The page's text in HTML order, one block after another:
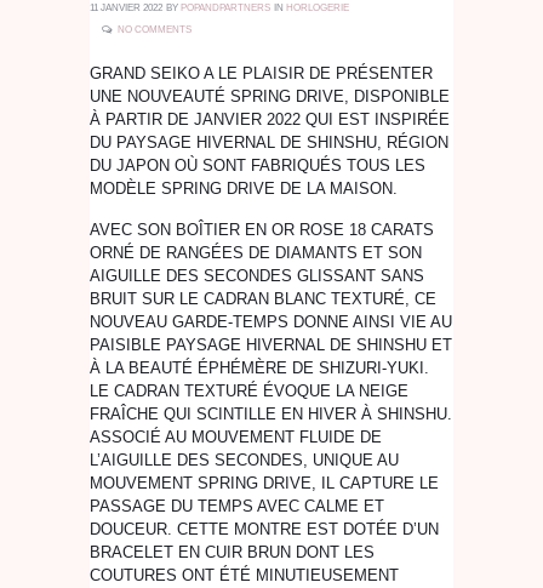
11 JANVIER 2022 BY POPANDPARTNERS IN HORLOGERIE
NO COMMENTS
GRAND SEIKO A LE PLAISIR DE PRÉSENTER
UNE NOUVEAUTÉ SPRING DRIVE, DISPONIBLE
À PARTIR DE JANVIER 2022 QUI EST INSPIRÉE
DU PAYSAGE HIVERNAL DE SHINSHU, RÉGION
DU JAPON OÙ SONT FABRIQUÉS TOUS LES
MODÈLE SPRING DRIVE DE LA MAISON.
AVEC SON BOÎTIER EN OR ROSE 18 CARATS
ORNÉ DE RANGÉES DE DIAMANTS ET SON
AIGUILLE DES SECONDES GLISSANT SANS
BRUIT SUR LE CADRAN BLANC TEXTURÉ, CE
NOUVEAU GARDE-TEMPS DONNE AINSI VIE AU
PAISIBLE PAYSAGE HIVERNAL DE SHINSHU ET
À LA BEAUTÉ ÉPHÉMÈRE DE SHIZURI-YUKI.
LE CADRAN TEXTURÉ ÉVOQUE LA NEIGE
FRAÎCHE QUI SCINTILLE EN HIVER À SHINSHU.
ASSOCIÉ AU MOUVEMENT FLUIDE DE
L’AIGUILLE DES SECONDES, UNIQUE AU
MOUVEMENT SPRING DRIVE, IL CAPTURE LE
PASSAGE DU TEMPS AVEC CALME ET
DOUCEUR. CETTE MONTRE EST DOTÉE D’UN
BRACELET EN CUIR BRUN DONT LES
COUTURES ONT ÉTÉ MINUTIEUSEMENT